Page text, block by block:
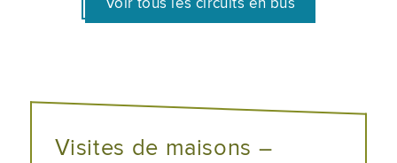
Visites de maisons –